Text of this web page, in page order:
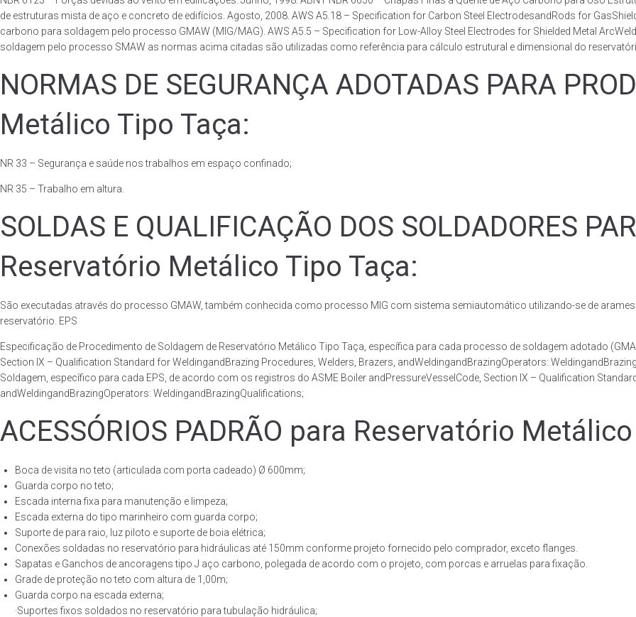
de estruturas mista de aço e concreto de edifícios. Agosto, 2008. AWS A5.18 – Specification for Carbon Steel ElectrodesandRods for
carbono para soldagem pelo processo GMAW (MIG/MAG). AWS A5.5 – Specification for Low-Alloy Steel Electrodes for Shielded Metal
soldagem pelo processo SMAW as normas acima citadas são utilizadas como referência para cálculo estrutural e dimensional do
NORMAS DE SEGURANÇA ADOTADAS PARA
Metálico Tipo Taça:
NR 33 – Segurança e saúde nos trabalhos em espaço confinado;
NR 35 – Trabalho em altura.
SOLDAS E QUALIFICAÇÃO DOS SOLDADORES
Reservatório Metálico Tipo Taça:
São executadas através do processo GMAW, também conhecida como processo MIG com sistema semiautomático utilizando-se de
reservatório. EPS
Especificação de Procedimento de Soldagem de Reservatório Metálico Tipo Taça, específica para cada processo de soldagem adotado
Section IX – Qualification Standard for WeldingandBrazing Procedures, Welders, Brazers, andWeldingandBrazingOperators:
Soldagem, específico para cada EPS, de acordo com os registros do ASME Boiler andPressureVesselCode, Section IX – Qualification
andWeldingandBrazingOperators: WeldingandBrazingQualifications;
ACESSÓRIOS PADRÃO para Reservatório
Boca de visita no teto (articulada com porta cadeado) Ø 600mm;
Guarda corpo no teto;
Escada interna fixa para manutenção e limpeza;
Escada externa do tipo marinheiro com guarda corpo;
Suporte de para raio, luz piloto e suporte de boia elétrica;
Conexões soldadas no reservatório para hidráulicas até 150mm conforme projeto fornecido pelo comprador, exceto flanges.
Sapatas e Ganchos de ancoragens tipo J aço carbono, polegada de acordo com o projeto, com porcas e arruelas para fixação.
Grade de proteção no teto com altura de 1,00m;
Guarda corpo na escada externa;
·Suportes fixos soldados no reservatório para tubulação hidráulica;